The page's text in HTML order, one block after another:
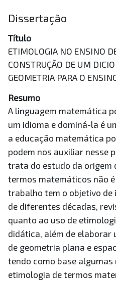
Dissertação
Título
ETIMOLOGIA NO ENSINO
CONSTRUÇÃO DE UM
GEOMETRIA PARA O
Resumo
A linguagem matemática
um idioma e dominá-la é
a educação matemática
podem nos auxiliar nesse
trata do estudo da origem
termos matemáticos não
trabalho tem o objetivo
de diferentes décadas,
quanto ao uso de
didática, além de
de geometria plana e
tendo como base
etimologia de termos